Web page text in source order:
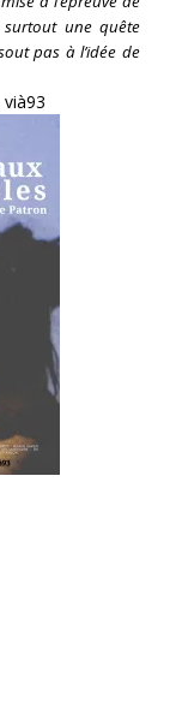
une quête
pas à l’idée de